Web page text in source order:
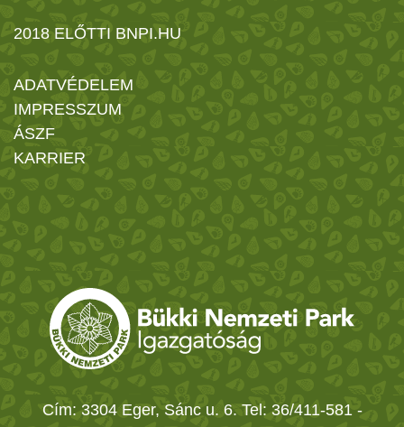
2018 ELŐTTI BNPI.HU
ADATVÉDELEM
IMPRESSZUM
ÁSZF
KARRIER
Cím: 3304 Eger, Sánc u. 6. Tel: 36/411-581 -